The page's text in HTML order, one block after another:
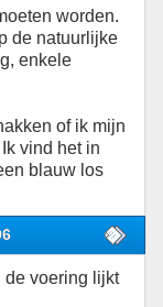
worden.
de natuurlijke
enkele
of ik mijn
vind het in
blauw los
de voering lijkt